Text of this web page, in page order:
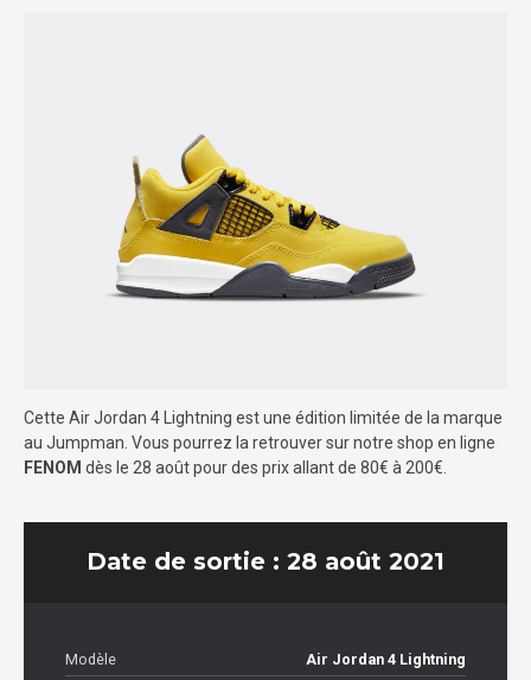
Cette Air Jordan 4 Lightning est une édition limitée de la marque
au Jumpman. Vous pourrez la retrouver sur notre shop en ligne
FENOM dès le 28 août pour des prix allant de 80€ à 200€.
Date de sortie : 28 août 2021
Modèle
Air Jordan 4 Lightning